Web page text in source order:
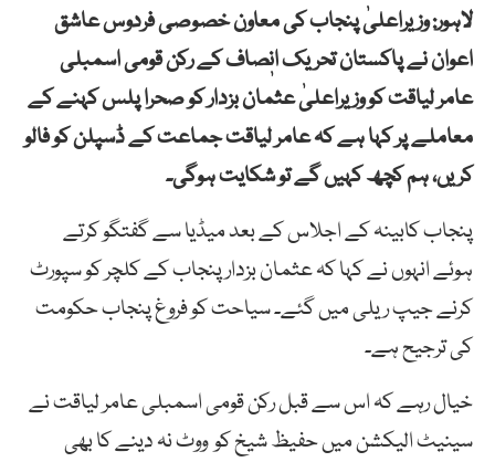
لاہور: وزیراعلیٰ پنجاب کی معاون خصوصی فردوس عاشق
اعوان نے پاکستان تحریک انٖصاف کے رکن قومی اسمبلی
عامر لیاقت کو وزیراعلیٰ عثمان بزدار کو صحرا پلس کہنے کے
معاملے پر کہا ہے کہ عامر لیاقت جماعت کے ڈسپلن کو فالو
کریں، ہم کچھ کہیں گے تو شکایت ہوگی۔
پنجاب کابینہ کے اجلاس کے بعد میڈیا سے گفتگو کرتے
ہوئے انہوں نے کہا کہ عثمان بزدار پنجاب کے کلچر کو سپورٹ
کرنے جیپ ریلی میں گئے۔ سیاحت کو فروغ پنجاب حکومت
کی ترجیح ہے۔
خیال رہے کہ اس سے قبل رکن قومی اسمبلی عامر لیاقت نے
سینیٹ الیکشن میں حفیظ شیخ کو ووٹ نہ دینے کا بھی